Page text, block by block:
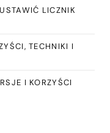
LICZNIK
TECHNIKI I
I KORZYŚCI